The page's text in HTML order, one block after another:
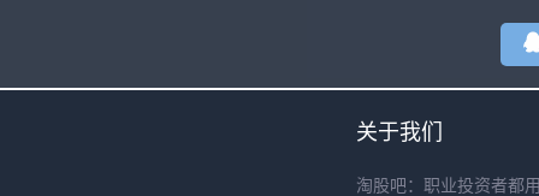
关于我们
淘股吧：职业投资者都